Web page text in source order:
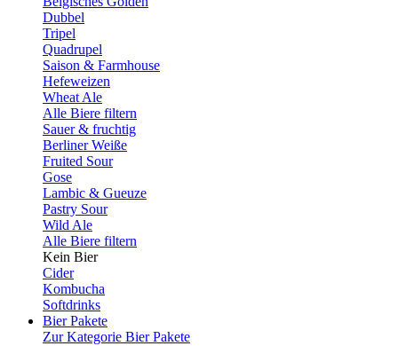
Dubbel
Tripel
Quadrupel
Saison & Farmhouse
Hefeweizen
Wheat Ale
Alle Biere filtern
Sauer & fruchtig
Berliner Weiße
Fruited Sour
Gose
Lambic & Gueuze
Pastry Sour
Wild Ale
Alle Biere filtern
Kein Bier
Cider
Kombucha
Softdrinks
Bier Pakete
Zur Kategorie Bier Pakete